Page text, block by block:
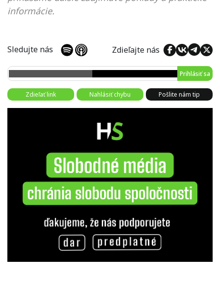
informácie.
Sledujte nás Zdieľajte nás
Prihlásiť sa
Zdieľať link Nahlásiť chybu Pošlite nám tip